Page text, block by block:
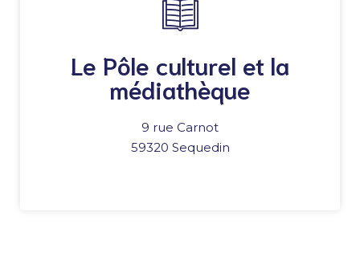
Le Pôle culturel et la
médiathèque
9 rue Carnot
59320 Sequedin